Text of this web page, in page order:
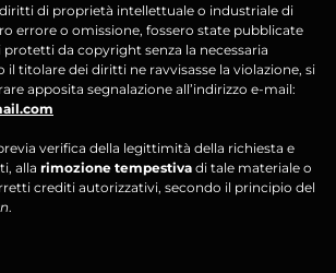
di proprietà intellettuale o industriale di
errore o omissione, fossero state pubblicate
da copyright senza la necessaria
il titolare dei diritti ne ravvisasse la violazione, si
apposita segnalazione all’indirizzo e-mail:
verifica della legittimità della richiesta e
alla rimozione tempestiva di tale materiale o
crediti autorizzativi, secondo il principio del
.